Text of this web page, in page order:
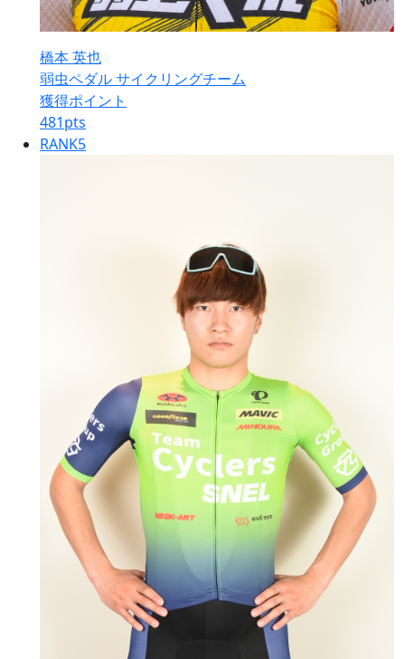
橋本 英也
弱虫ペダル サイクリングチーム
獲得ポイント
481pts
RANK5